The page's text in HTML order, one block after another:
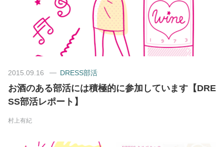
ワークスタイル
妊娠/出産/家族
グルメ
2015.09.16 DRESS部活
お酒のある部活には積極的に参加しています【DRE
SS部活レポート】
村上有紀